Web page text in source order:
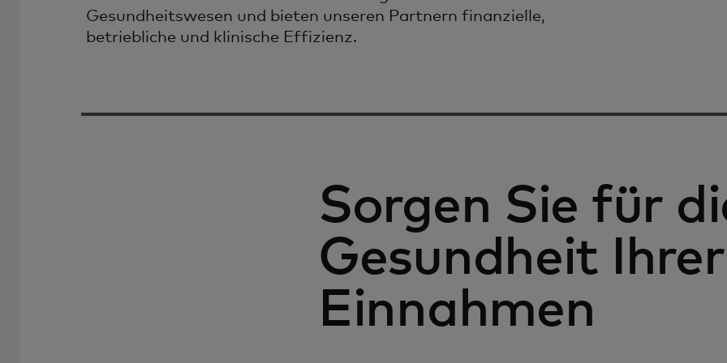
Gesundheitswesen und bieten unseren Partnern finanzielle,
betriebliche und klinische Effizienz.
Sorgen Sie für
Gesundheit Ihrer
Einnahmen